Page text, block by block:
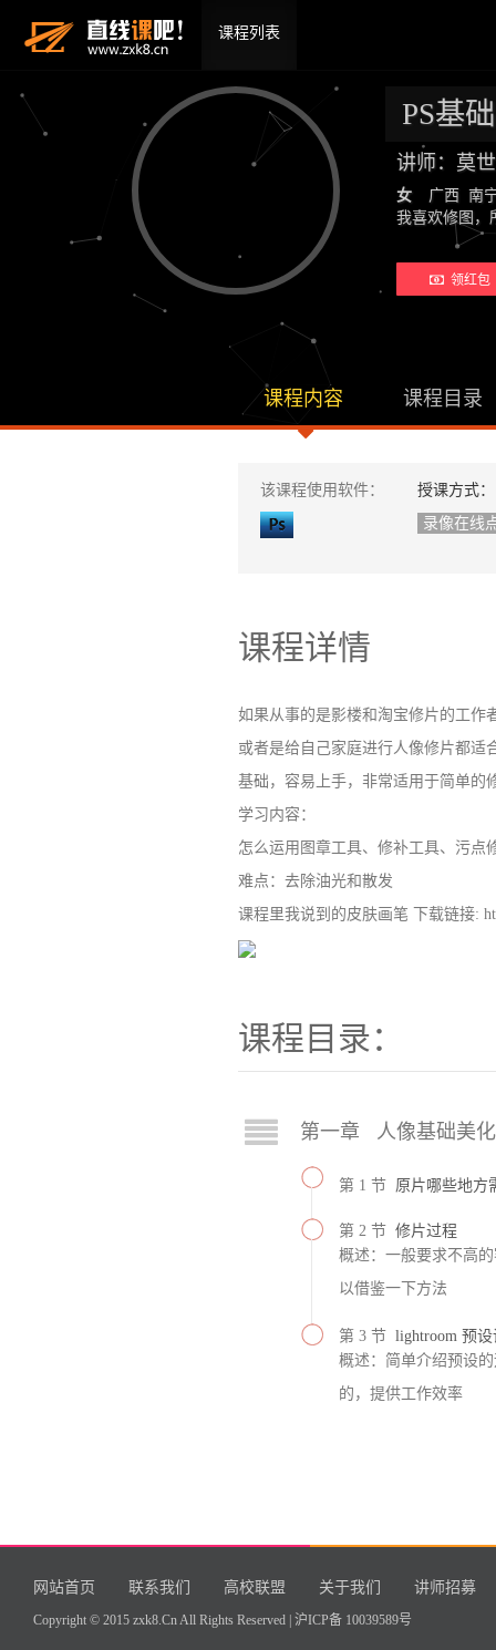
课程列表
PS基
讲师：莫
女
广西 南
我喜欢修图
领红包
课程内容 课程目录
该课程使用软件：
授课方式：
录像在线
课程详情
如果从事的是影楼和淘宝修片的工作
或者是给自己家庭进行人像修片都适
基础，容易上手，非常适用于简单的
学习内容：
怎么运用图章工具、修补工具、污点
难点：去除油光和散发
课程里我说到的皮肤画笔 下载链接:
课程目录：
第一章 人像基础美
第 1 节 原片哪些地方
第 2 节 修片过程
概述：一般要求不高
以借鉴一下方法
第 3 节 lightroom 预
概述：简单介绍预设
的，提供工作效率
网站首页 联系我们 高校联盟 关于我们 讲师招募
Copyright © 2015 zxk8.Cn All Rights Reserved | 沪ICP备 10039589号